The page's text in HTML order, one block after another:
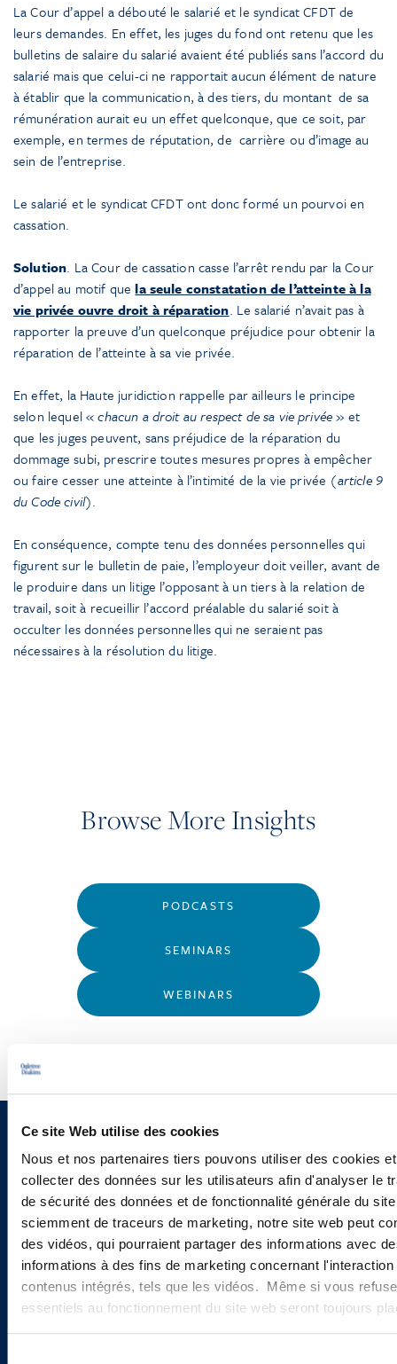
Ce site Web utilise des cookies
Nous et nos partenaires tiers pouvons utiliser des cookies
collecter des données sur les utilisateurs afin d'analyser le
de sécurité des données et de fonctionnalité générale du
sciemment de traceurs de marketing, notre site web peut
des vidéos, qui pourraient partager des informations avec
informations à des fins de marketing concernant
contenus intégrés, tels que les vidéos. Même si vous
essentiels au fonctionnement du site web seront toujours
La Cour d’appel a débouté le salarié et le syndicat CFDT de
leurs demandes. En effet, les juges du fond ont retenu que les
bulletins de salaire du salarié avaient été publiés sans l’accord du
salarié mais que celui-ci ne rapportait aucun élément de nature
à établir que la communication, à des tiers, du montant de sa
rémunération aurait eu un effet quelconque, que ce soit, par
exemple, en termes de réputation, de carrière ou d’image au
sein de l’entreprise.
Le salarié et le syndicat CFDT ont donc formé un pourvoi en
cassation.
Solution. La Cour de cassation casse l’arrêt rendu par la Cour
d’appel au motif quela seule constatation de l’atteinte à la
vie privée ouvre droit à réparation. Le salarié n’avait pas à
rapporter la preuve d’un quelconque préjudice pour obtenir la
réparation de l’atteinte à sa vie privée.
En effet, la Haute juridiction rappelle par ailleurs le principe
selon lequel «chacun a droit au respect de sa vie privée» et
que les juges peuvent, sans préjudice de la réparation du
dommage subi, prescrire toutes mesures propres à empêcher
ou faire cesser une atteinte à l’intimité de la vie privée (article 9
du Code civil).
En conséquence, compte tenu des données personnelles qui
figurent sur le bulletin de paie, l’employeur doit veiller, avant de
le produire dans un litige l’opposant à un tiers à la relation de
travail, soit à recueillir l’accord préalable du salarié soit à
occulter les données personnelles qui ne seraient pas
nécessaires à la résolution du litige.
Browse More Insights
PODCASTS
SEMINARS
WEBINARS
Sign up to receive emails about
new developments and upcoming
programs.
SIGN UP NOW